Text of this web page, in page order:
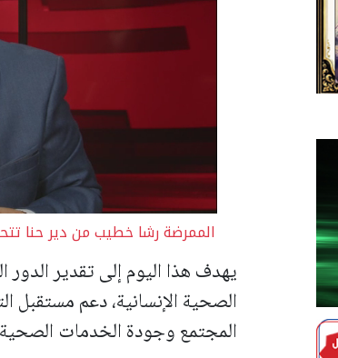
الممرضة رشا خطيب من دير حنا
يهدف هذا اليوم إلى تقدير
الصحية الإنسانية، دعم
المجتمع وجودة الخدمات